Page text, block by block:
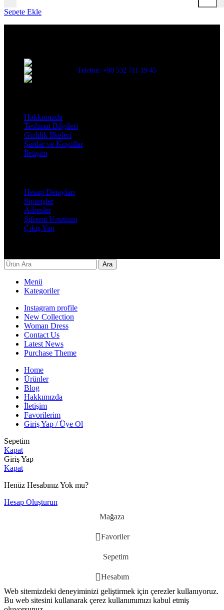
Sepete Ekle
Telefon: +90 532 711 19 45
Hakkımızda
Teslimat Bilgileri
Gizlilik İlkeleri
Şartlar ve Koşullar
İletişim
Hesap Detayları
Siparişler
Adresler
Şifremi Unuttum
Çıkış Yap
Ara
Menü
Kategoriler
Instagram profile
New Collection
Woman Dress
Contact Us
Latest News
Purchase Theme
Home
Ürünler
Blog
Hakkımızda
İletişim
Favorilerim
Giriş Yap / Üye Ol
Sepetim
Kapat
Giriş Yap
Kapat
Henüz Hesabınız Yok mu?
Hesap Oluşturun
Mağaza
Favoriler
Sepetim
Hesabım
Web sitemizdeki deneyiminizi geliştirmek için çerezler kullanıyoruz.
Bu web sitesini kullanarak çerez kullanımımızı kabul etmiş